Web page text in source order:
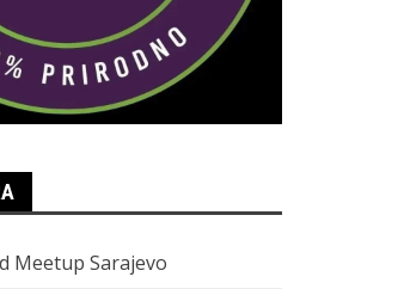
Meetup Sarajevo